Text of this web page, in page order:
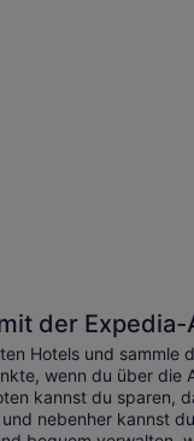
der Expedia-
Hotels und sammle
wenn du über die
kannst du sparen,
nebenher kannst